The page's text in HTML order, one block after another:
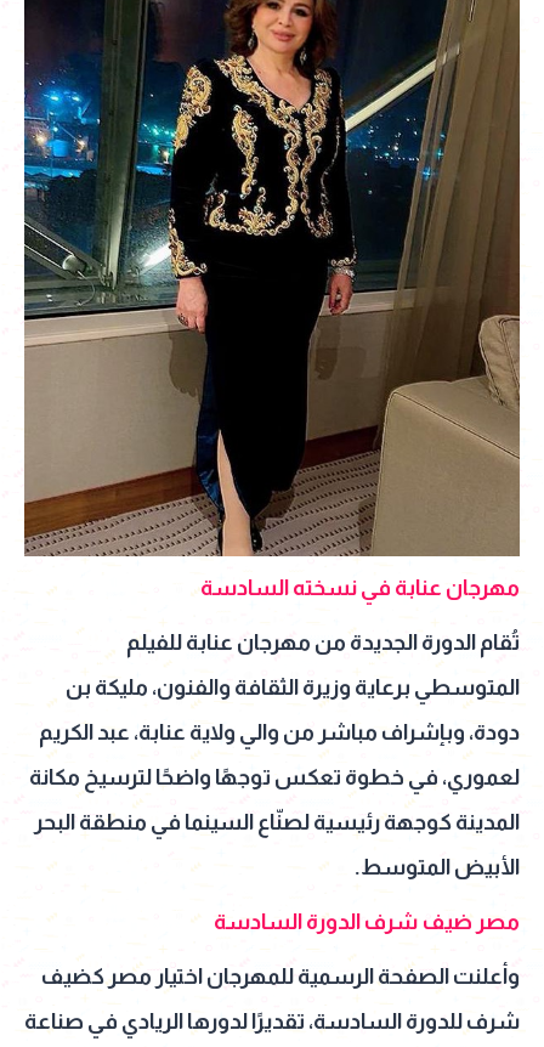
مهرجان عنابة في نسخته السادسة
تُقام الدورة الجديدة من مهرجان عنابة للفيلم
المتوسطي برعاية وزيرة الثقافة والفنون، مليكة بن
دودة، وبإشراف مباشر من والي ولاية عنابة، عبد الكريم
لعموري، في خطوة تعكس توجهًا واضحًا لترسيخ مكانة
المدينة كوجهة رئيسية لصنّاع السينما في منطقة البحر
الأبيض المتوسط.
مصر ضيف شرف الدورة السادسة
وأعلنت الصفحة الرسمية للمهرجان اختيار مصر كضيف
شرف للدورة السادسة، تقديرًا لدورها الريادي في صناعة